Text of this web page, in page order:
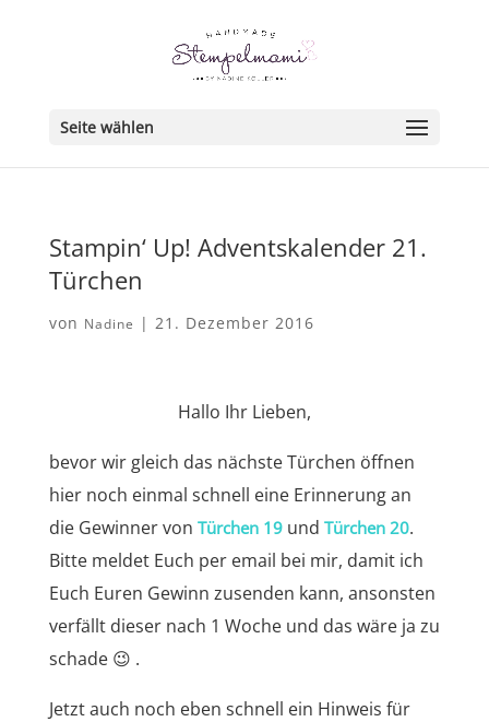
Seite wählen
Stampin‘ Up! Adventskalender 21.
Türchen
von Nadine | 21. Dezember 2016
Hallo Ihr Lieben,
bevor wir gleich das nächste Türchen öffnen
hier noch einmal schnell eine Erinnerung an
die Gewinner von Türchen 19und Türchen 20.
Bitte meldet Euch per email bei mir, damit ich
Euch Euren Gewinn zusenden kann, ansonsten
verfällt dieser nach 1 Woche und das wäre ja zu
schade 😉 .
Jetzt auch noch eben schnell ein Hinweis für